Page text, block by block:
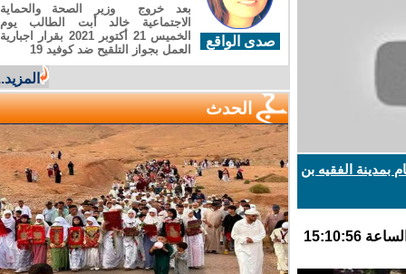
الفقيه بن
صدى الواقع
بعد خروج وزير الصحة والحماية
الاجتماعية خالد أبت الطالب يوم
الخميس 21 أكتوبر 2021 بقرار اجبارية
العمل بجواز التلقيح ضد كوفيد 19
المزيد...
الحدث